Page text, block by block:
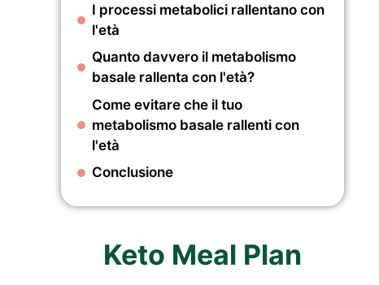
I processi metabolici rallentano con
l'età
Quanto davvero il metabolismo
basale rallenta con l'età?
Come evitare che il tuo
metabolismo basale rallenti con
l'età
Conclusione
Keto Meal Plan